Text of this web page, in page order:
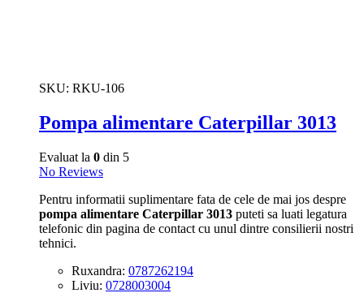
SKU: RKU-106
Pompa alimentare Caterpillar 3013
Evaluat la 0 din 5
No Reviews
Pentru informatii suplimentare fata de cele de mai jos despre
pompa alimentare Caterpillar 3013 puteti sa luati legatura
telefonic din pagina de contact cu unul dintre consilierii nostri
tehnici.
Ruxandra: 0787262194
Liviu: 0728003004